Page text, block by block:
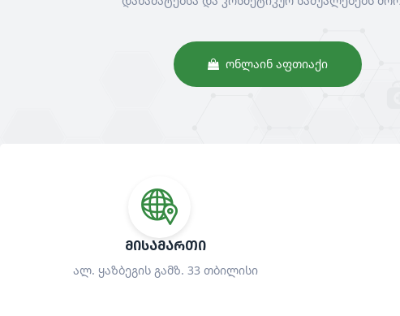
ᲝᲜᲚᲐᲘᲜ ᲐᲤᲗᲘᲐᲥᲘ
ᲛᲘᲡᲐᲛᲐᲠᲗᲘ
ალ. ყაზბეგის გამზ. 33 თბილისი